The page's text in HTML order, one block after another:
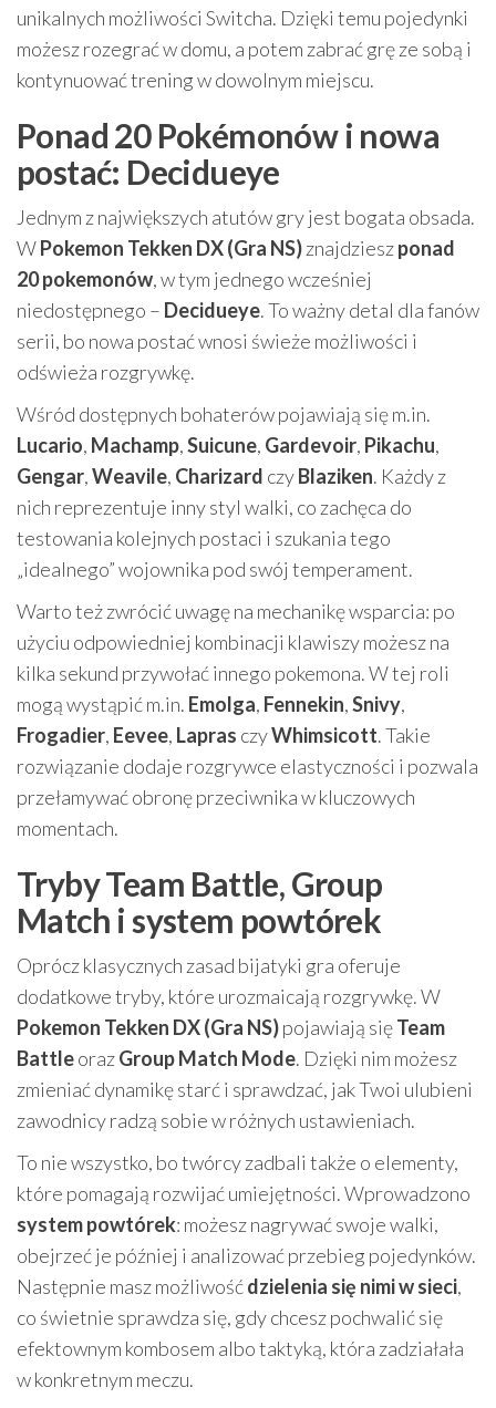
unikalnych możliwości Switcha. Dzięki temu pojedynki
możesz rozegrać w domu, a potem zabrać grę ze sobą i
kontynuować trening w dowolnym miejscu.
Ponad 20 Pokémonów i nowa
postać: Decidueye
Jednym z największych atutów gry jest bogata obsada.
WPokemon Tekken DX (Gra NS)znajdzieszponad
20 pokemonów, w tym jednego wcześniej
niedostępnego – Decidueye. To ważny detal dla fanów
serii, bo nowa postać wnosi świeże możliwości i
odświeża rozgrywkę.
Wśród dostępnych bohaterów pojawiają się m.in.
Lucario, Machamp,Suicune, Gardevoir, Pikachu,
Gengar,Weavile, Charizard czyBlaziken. Każdy z
nich reprezentuje inny styl walki, co zachęca do
testowania kolejnych postaci i szukania tego
„idealnego” wojownika pod swój temperament.
Warto też zwrócić uwagę na mechanikę wsparcia: po
użyciu odpowiedniej kombinacji klawiszy możesz na
kilka sekund przywołać innego pokemona. W tej roli
mogą wystąpić m.in. Emolga, Fennekin,Snivy,
Frogadier, Eevee, Lapras czyWhimsicott. Takie
rozwiązanie dodaje rozgrywce elastyczności i pozwala
przełamywać obronę przeciwnika w kluczowych
momentach.
Tryby Team Battle, Group
Match i system powtórek
Oprócz klasycznych zasad bijatyki gra oferuje
dodatkowe tryby, które urozmaicają rozgrywkę. W
Pokemon Tekken DX (Gra NS)pojawiają sięTeam
BattleorazGroup Match Mode. Dzięki nim możesz
zmieniać dynamikę starć i sprawdzać, jak Twoi ulubieni
zawodnicy radzą sobie w różnych ustawieniach.
To nie wszystko, bo twórcy zadbali także o elementy,
które pomagają rozwijać umiejętności. Wprowadzono
system powtórek: możesz nagrywać swoje walki,
obejrzeć je później i analizować przebieg pojedynków.
Następnie masz możliwośćdzielenia się nimi w sieci,
co świetnie sprawdza się, gdy chcesz pochwalić się
efektownym kombosem albo taktyką, która zadziałała
w konkretnym meczu.